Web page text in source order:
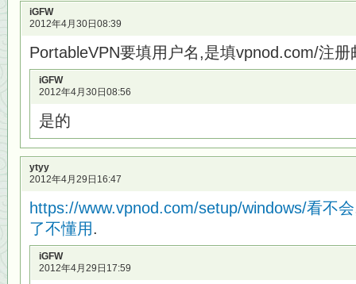
iGFW
2012年4月30日08:39
PortableVPN要填用户名,是填vpnod.com/注
iGFW
2012年4月30日08:56
是的
ytyy
2012年4月29日16:47
https://www.vpnod.com/setup/windows/看不
了不懂用.
iGFW
2012年4月29日17:59